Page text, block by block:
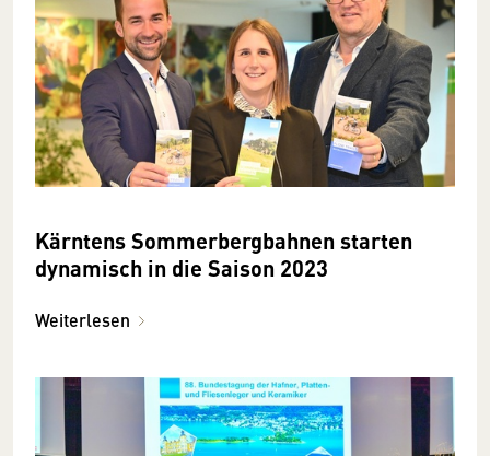
Kärntens Sommerbergbahnen starten
dynamisch in die Saison 2023
Weiterlesen